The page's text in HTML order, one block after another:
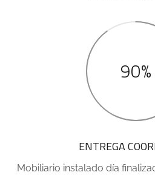
90%
ENTREGA
Mobiliario instalado día